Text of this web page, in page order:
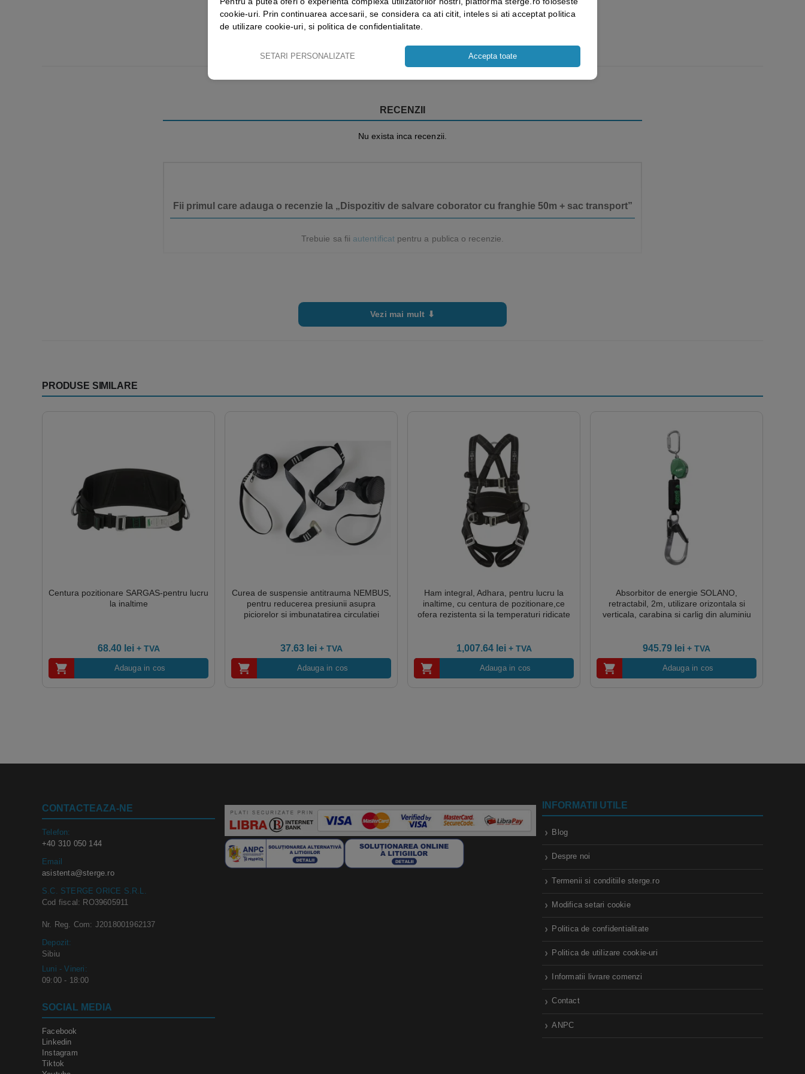
RECENZII
Nu exista inca recenzii.
Fii primul care adauga o recenzie la „Dispozitiv de salvare coborator cu franghie 50m + sac transport”
Trebuie sa fii autentificatpentru a publica o recenzie.
Vezi mai mult ⬇
PRODUSE SIMILARE
Centura pozitionare SARGAS-pentru lucru
la inaltime
68.40 lei + TVA
Adauga in cos
Curea de suspensie antitrauma NEMBUS,
pentru reducerea presiunii asupra
piciorelor si imbunatatirea circulatiei
37.63 lei + TVA
Adauga in cos
Ham integral, Adhara, pentru lucru la
inaltime, cu centura de pozitionare,ce
ofera rezistenta si la temperaturi ridicate
1,007.64 lei + TVA
Adauga in cos
Absorbitor de energie SOLANO,
retractabil, 2m, utilizare orizontala si
verticala, carabina si carlig din aluminiu
945.79 lei + TVA
Adauga in cos
CONTACTEAZA-NE
Telefon:
+40 310 050 144
Email
asistenta@sterge.ro
S.C. STERGE ORICE S.R.L.
Cod fiscal: RO39605911
Nr. Reg. Com: J2018001962137
Depozit:
Sibiu
Luni - Vineri:
09:00 - 18:00
SOCIAL MEDIA
Facebook
Linkedin
Instagram
Tiktok
INFORMATII UTILE
Blog
Despre noi
Termenii si conditiile sterge.ro
Modifica setari cookie
Politica de confidentialitate
Politica de utilizare cookie-uri
Informatii livrare comenzi
Contact
ANPC
cookie-uri. Prin continuarea accesarii, se considera ca ati citit, inteles si ati acceptat politica
de utilizare cookie-uri, si politica de confidentialitate.
SETARI PERSONALIZATE Accepta toate